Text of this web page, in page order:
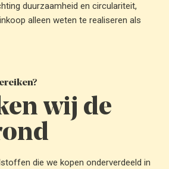
duurzaamheid en circulariteit,
alleen weten te realiseren als
wij de
die we kopen onderverdeeld in